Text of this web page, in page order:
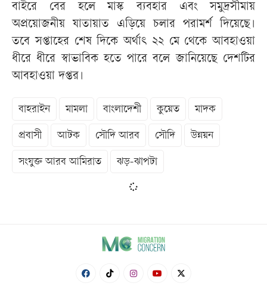
বাইরে বের হলে মাস্ক ব্যবহার এবং সমুদ্রসীমায়
অপ্রয়োজনীয় যাতায়াত এড়িয়ে চলার পরামর্শ দিয়েছে।
তবে সপ্তাহের শেষ দিকে অর্থাৎ ২২ মে থেকে আবহাওয়া
ধীরে ধীরে স্বাভাবিক হতে পারে বলে জানিয়েছে দেশটির
আবহাওয়া দপ্তর।
বাহরাইন মামলা বাংলাদেশী কুয়েত মাদক
প্রবাসী আটক সৌদি আরব সৌদি উন্নয়ন
সংযুক্ত আরব আমিরাত ঝড়-ঝাপটা